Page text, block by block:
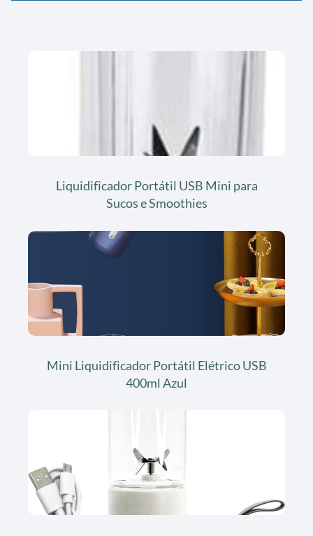
Liquidificador Portátil USB Mini para
Sucos e Smoothies
Mini Liquidificador Portátil Elétrico USB
400ml Azul